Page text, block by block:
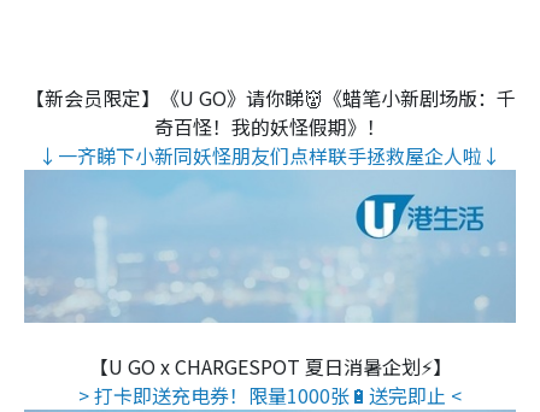
【新会员限定】《U GO》请你睇👹《蜡笔小新剧场版：千
奇百怪！我的妖怪假期》！
↓一齐睇下小新同妖怪朋友们点样联手拯救屋企人啦↓
【U GO x CHARGESPOT 夏日消暑企划⚡】
> 打卡即送充电券！限量1000张🔋送完即止 <